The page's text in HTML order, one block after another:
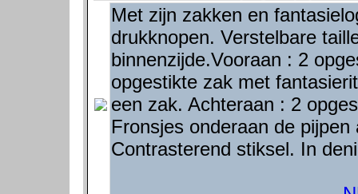
Met zijn zakken en
drukknopen. Verstelbare
binnenzijde.Vooraan : 2
opgestikte zak met
een zak. Achteraan : 2
Fronsjes onderaan de
Contrasterend stiksel. In